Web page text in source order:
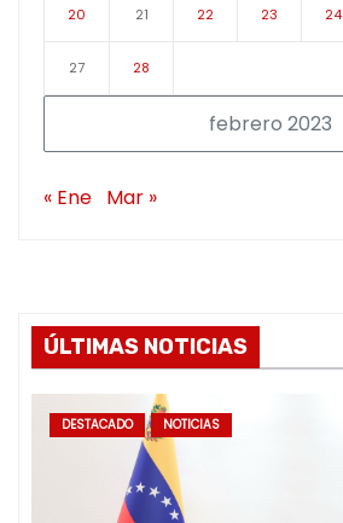
febrero 2023
20 21 22 23 24
27 28
« Ene Mar »
ÚLTIMAS NOTICIAS
DESTACADO NOTICIAS